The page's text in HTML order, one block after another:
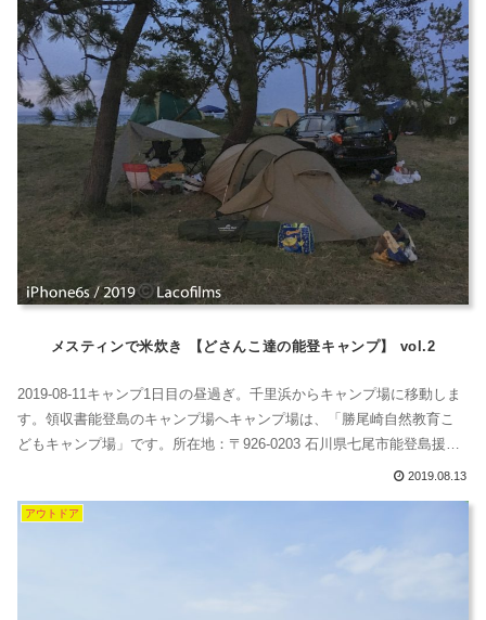
さて、朝食を作ろう...
メスティンで米炊き 【どさんこ達の能登キャンプ】 vol.2
2019-08-11キャンプ1日目の昼過ぎ。千里浜からキャンプ場に移動しま
す。領収書能登島のキャンプ場へキャンプ場は、「勝尾崎自然教育こ
どもキャンプ場」です。所在地：〒926-0203 石川県七尾市能登島援目
町電話：0767-84-1290住所を見て、ピンと来た方もいるでしょうか。
私はここで、フグばかり釣る練習をして、お店でさばい...
2019.08.13
アウトドア